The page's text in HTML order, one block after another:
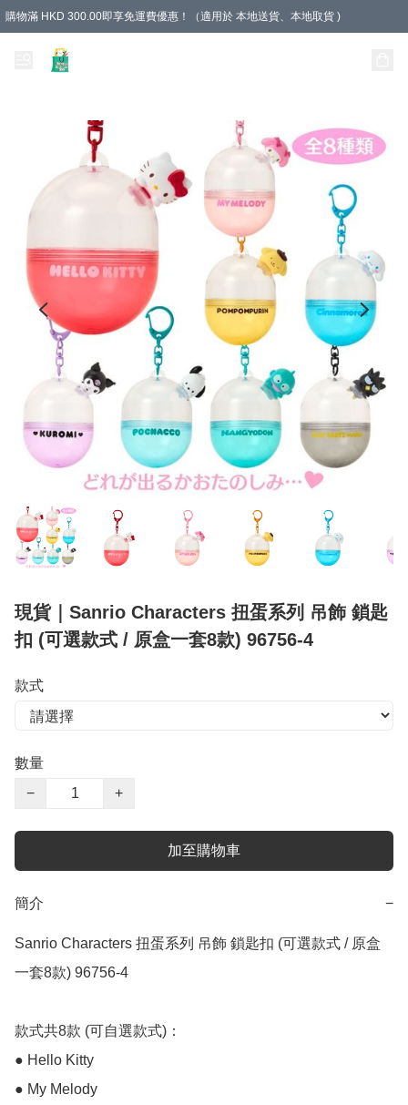
購物滿 HKD 300.00即享免運費優惠！（適用於 本地送貨、本地取貨 )
現貨｜Sanrio Characters 扭蛋系列 吊飾 鎖匙
扣 (可選款式 / 原盒一套8款) 96756-4
款式
數量
−
+
加至購物車
簡介 −
Sanrio Characters 扭蛋系列 吊飾 鎖匙扣 (可選款式 / 原盒
一套8款) 96756-4
款式共8款 (可自選款式)：
● Hello Kitty
● My Melody